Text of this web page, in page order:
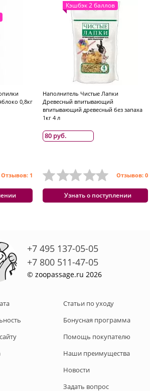
0,8кг
Отзывов: 1
Кэшбэк 2 баллов
Наполнитель Чистые Лапки
Древесный впитывающий
впитывающий древесный без запаха
1кг 4 л
80 руб.
Отзывов: 0
Узнать о поступлении
+7 495 137-05-05
+7 800 511-47-05
© zoopassage.ru 2026
Статьи по уходу
Бонусная программа
Помощь покупателю
Наши преимущества
Новости
Задать вопрос